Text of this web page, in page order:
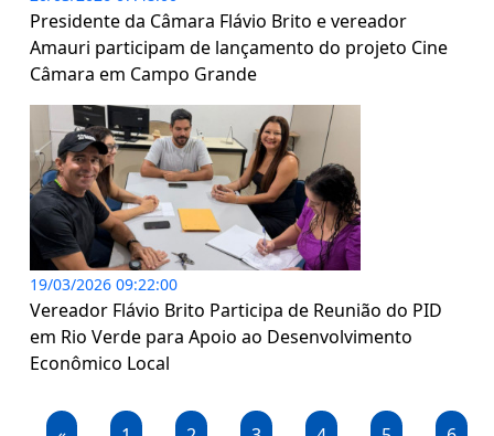
Presidente da Câmara Flávio Brito e vereador
Amauri participam de lançamento do projeto Cine
Câmara em Campo Grande
19/03/2026 09:22:00
Vereador Flávio Brito Participa de Reunião do PID
em Rio Verde para Apoio ao Desenvolvimento
Econômico Local